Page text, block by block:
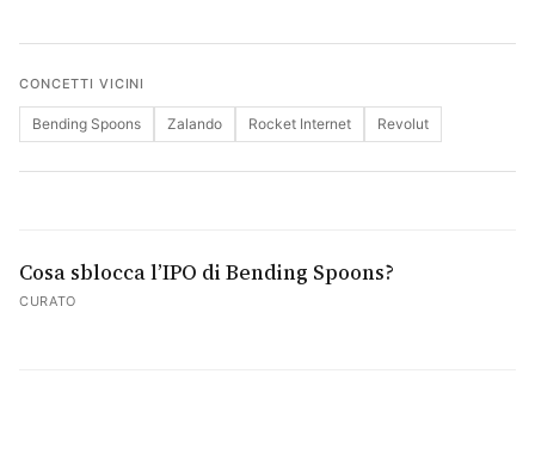
CONCETTI VICINI
Bending Spoons Zalando Rocket Internet Revolut
Cosa sblocca l’IPO di Bending Spoons?
CURATO